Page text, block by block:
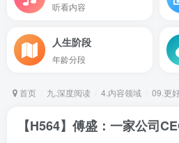
听看内容
人生阶段
年龄分段
首页 九.深度阅读 4.内容领域 09.更
【H564】傅盛：一家公司